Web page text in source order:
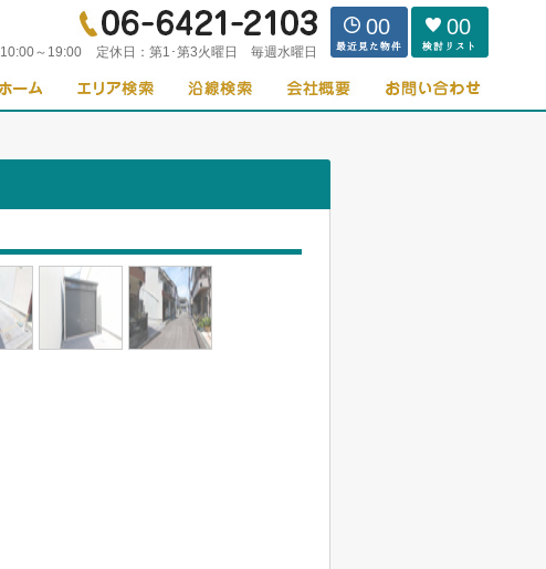
10:00～19:00 定休日： 第1･第3火曜日 毎週水曜日
00 00